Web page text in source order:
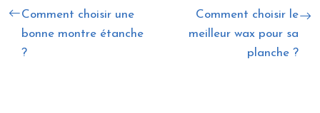
Comment choisir une
bonne montre étanche
?
Comment choisir le
meilleur wax pour sa
planche ?